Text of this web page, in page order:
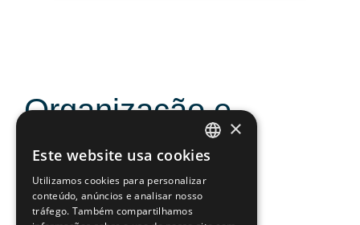
Organização e
Apoios
PORTUGUESE
ENGLISH
×
Este website usa cookies
Utilizamos cookies para personalizar
conteúdo, anúncios e analisar nosso
tráfego. Também compartilhamos